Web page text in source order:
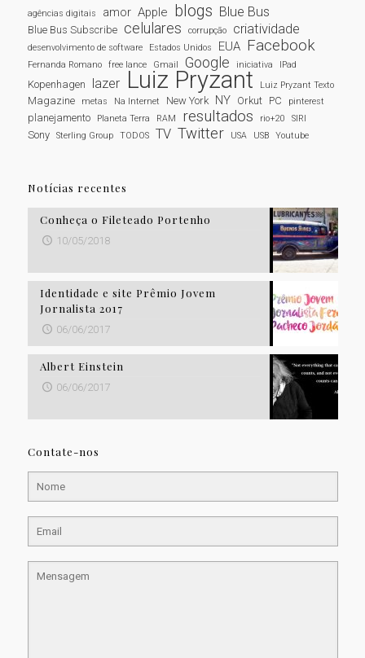
agências digitais amor Apple blogs Blue Bus
Blue Bus Subscribe celulares corrupção criatividade
desenvolvimento de software Estados Unidos EUA Facebook
Fernanda Romano free lance Gmail Google iniciativa IPad
Kopenhagen lazer Luiz Pryzant Luiz Pryzant Texto
Magazine metas Na Internet New York NY Orkut PC pinterest
planejamento Planeta Terra RAM resultados rio+20 SIRI
Sony Sterling Group TODOS TV Twitter USA USB Youtube
Notícias recentes
Conheça o Fileteado Portenho
10/05/2018
Identidade e site Prêmio Jovem
Jornalista 2017
06/06/2017
Albert Einstein
06/06/2017
Contate-nos